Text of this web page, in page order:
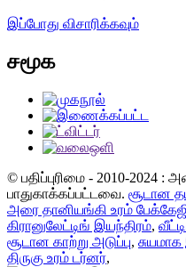
இப்போது விசாரிக்கவும்
சமூக
© பதிப்புரிமை - 2010-2024
பாதுகாக்கப்பட்டவை. சூடான
அரை தானியங்கி உரம்
கிரானுலேட்டிங் இயந்திரம்,
சூடான காற்று அடுப்பு,
திருகு உரம் டர்னர்,